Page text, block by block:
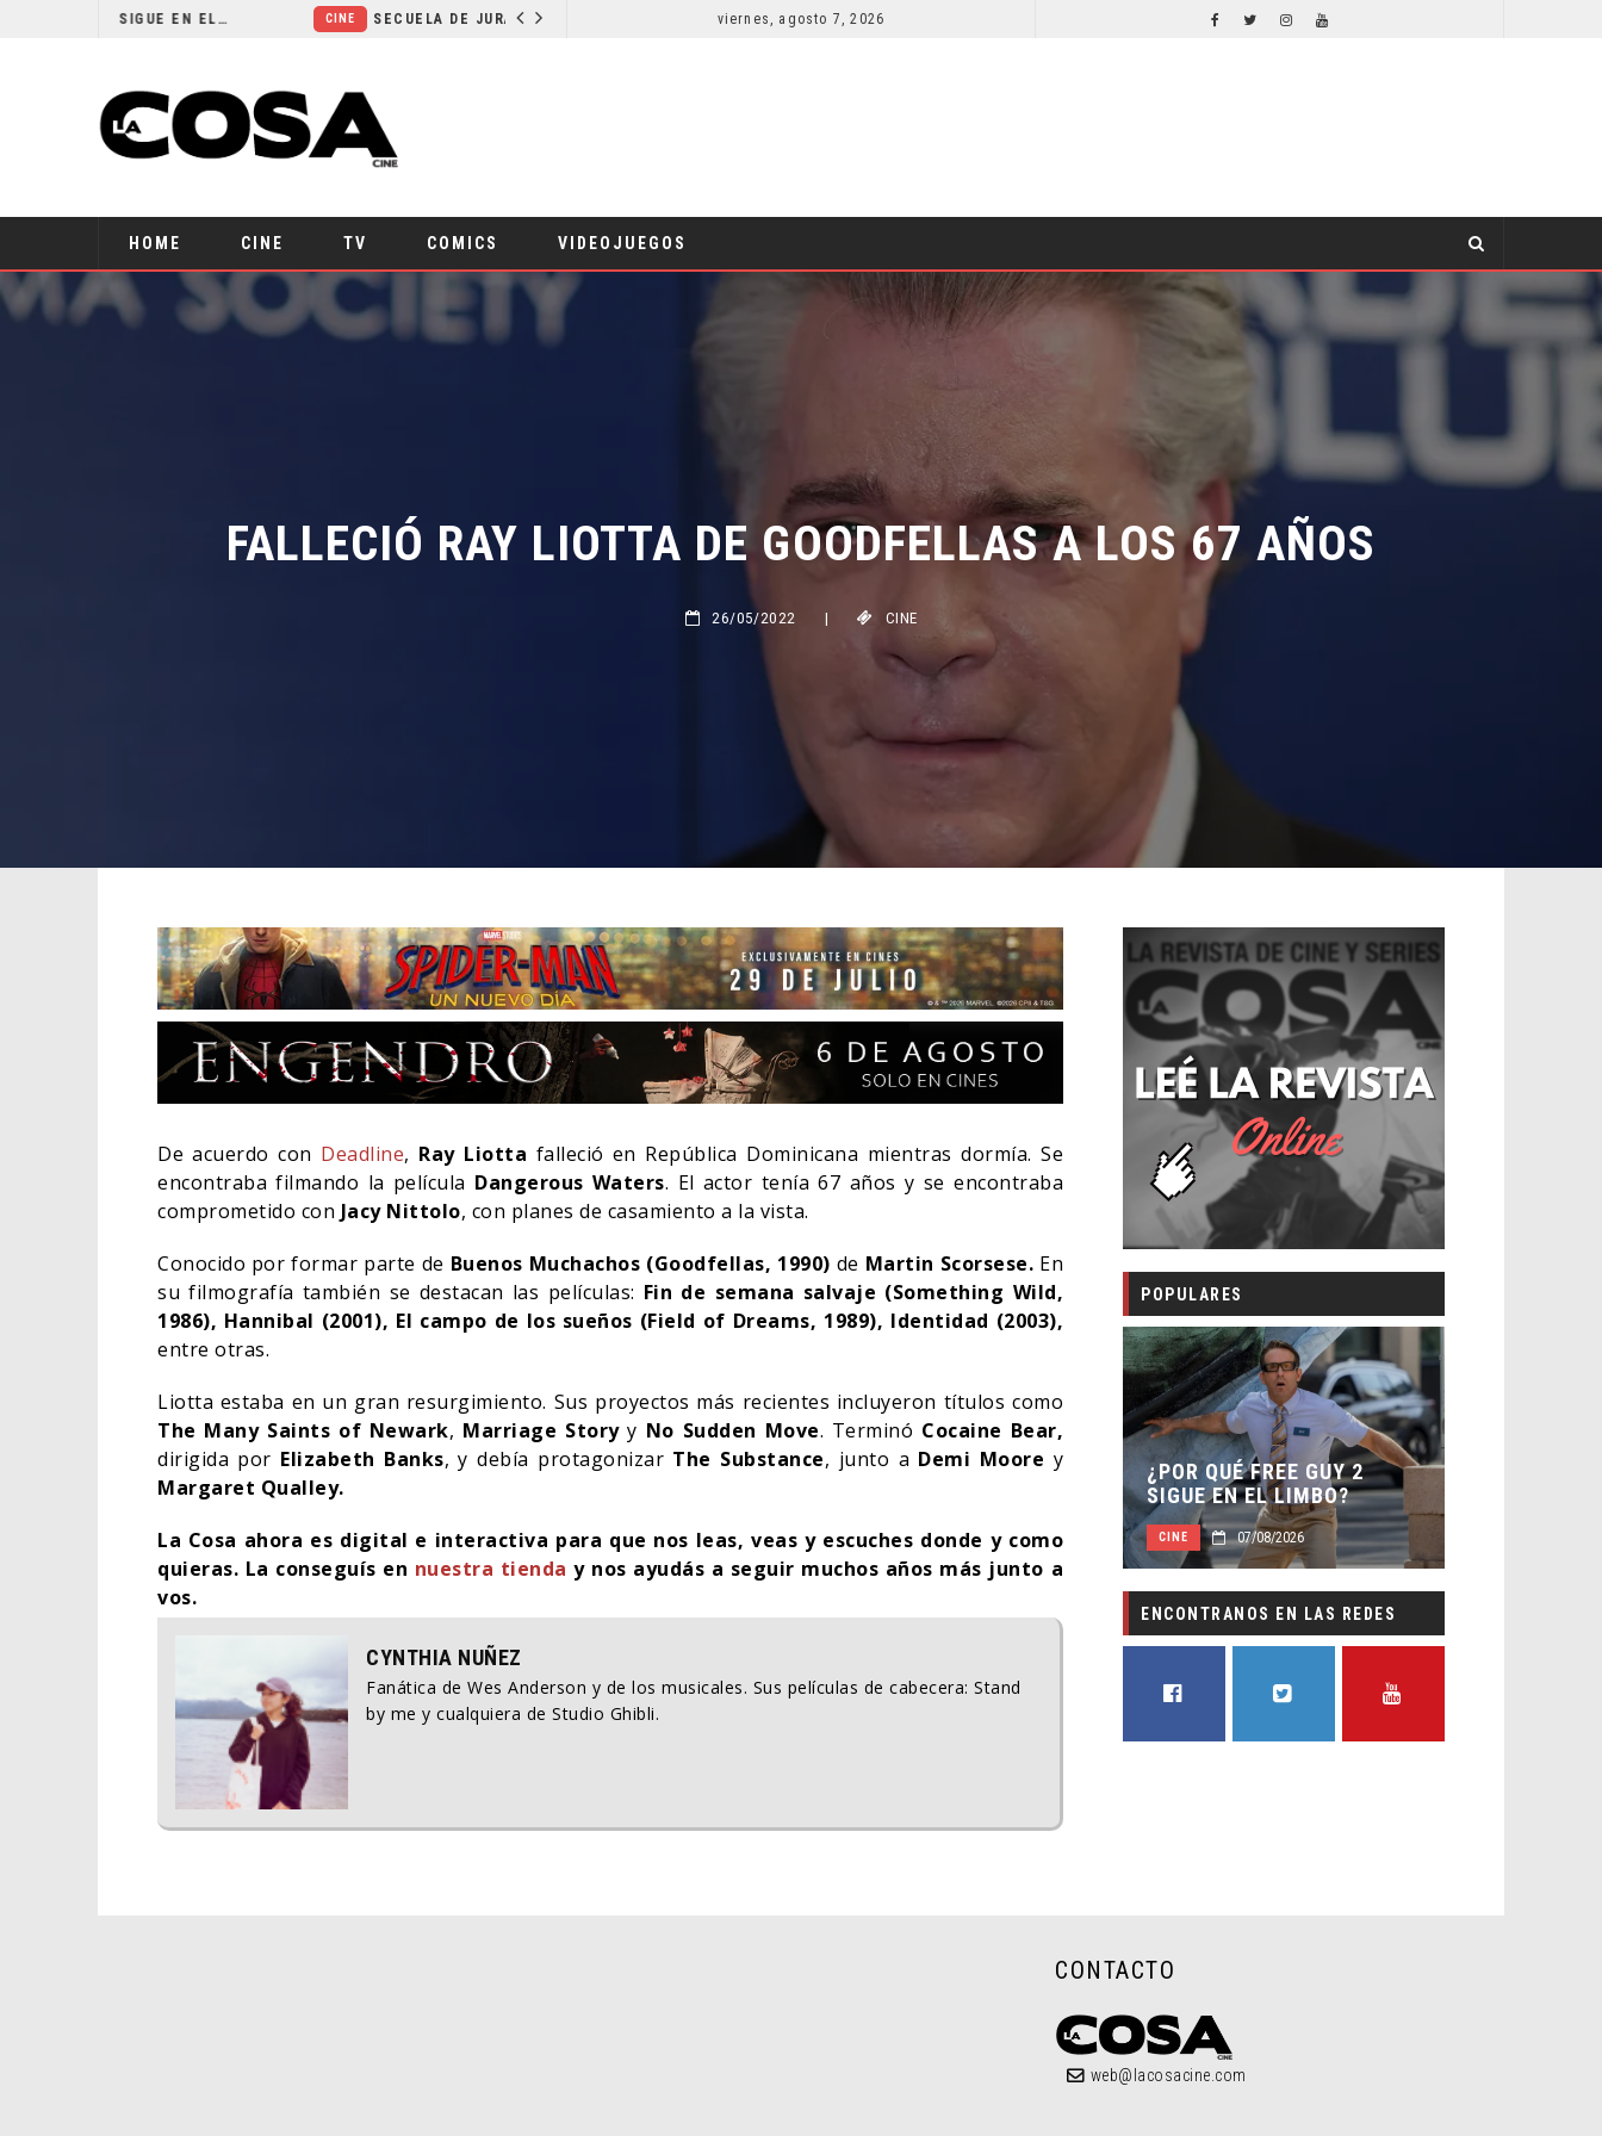
CINE SECUELA DE JURASSIC WORLD REBIRTH PIERDE DIRECTOR viernes, agosto 7, 2026
HOME CINE TV COMICS VIDEOJUEGOS
FALLECIÓ RAY LIOTTA DE GOODFELLAS A LOS 67 AÑOS
26/05/2022
De acuerdo con Deadline, Ray Liotta falleció en República Dominicana mientras dormía. Se
encontraba filmando la película Dangerous Waters. El actor tenía 67 años y se encontraba
comprometido con Jacy Nittolo, con planes de casamiento a la vista.
Conocido por formar parte de Buenos Muchachos (Goodfellas, 1990) de Martin Scorsese. En
su filmografía también se destacan las películas: Fin de semana salvaje (Something Wild,
1986), Hannibal (2001), El campo de los sueños (Field of Dreams, 1989), Identidad (2003),
entre otras.
Liotta estaba en un gran resurgimiento. Sus proyectos más recientes incluyeron títulos como
The Many Saints of Newark, Marriage Storyy No Sudden Move. Terminó Cocaine Bear,
dirigida por Elizabeth Banks, y debía protagonizar The Substance, junto a Demi Moore y
Margaret Qualley.
La Cosa ahora es digital e interactiva para que nos leas, veas y escuches donde y como
quieras. La conseguís en nuestra tienda y nos ayudás a seguir muchos años más junto a
vos.
CYNTHIA NUÑEZ
Fanática de Wes Anderson y de los musicales. Sus películas de cabecera: Stand
by me y cualquiera de Studio Ghibli.
POPULARES
EL LIVE-ACTION DE ZELDA
CINE 06/08/2026
LA NOCHE DEL DEMONIO:
ESTÁN ENTRE NOSOTROS –
CINE 06/08/2026
¿POR QUÉ FREE GUY 2
SIGUE EN EL LIMBO?
CINE 07/08/2026
ENCONTRANOS EN LAS REDES
CONTACTO
web@lacosacine.com